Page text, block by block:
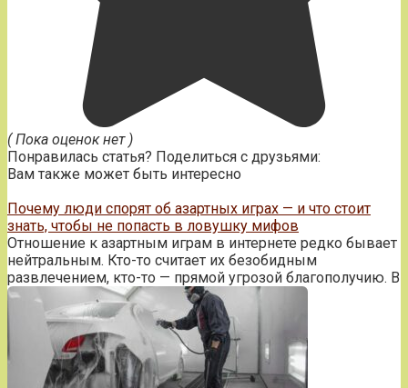
( Пока оценок нет )
Понравилась статья? Поделиться с друзьями:
Вам также может быть интересно
Почему люди спорят об азартных играх — и что стоит
знать, чтобы не попасть в ловушку мифов
Отношение к азартным играм в интернете редко бывает
нейтральным. Кто-то считает их безобидным
развлечением, кто-то — прямой угрозой благополучию. В